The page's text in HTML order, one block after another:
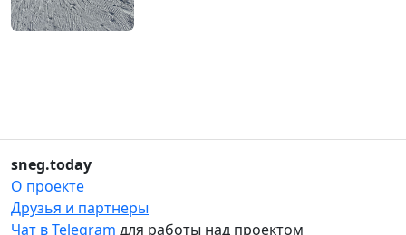
sneg.today
О проекте
Друзья и партнеры
Чат в Telegram для работы над проектом